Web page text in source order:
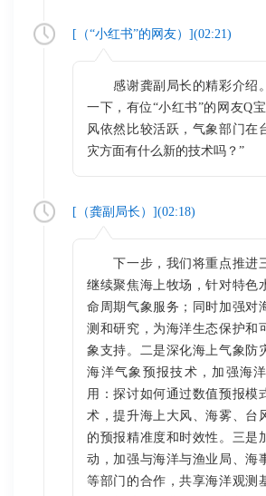
[（“小红书”的网友）](02:21)
感谢龚副局长的精彩介绍
一下，有位“小红书”的网友Q
风依然比较活跃，气象部门在
灾方面有什么新的技术吗？”
[（龚副局长 ）](02:18)
下一步，我们将重点推进
继续聚焦海上牧场，针对特色
命周期气象服务；同时加强对
测和研究，为海洋生态保护和
象支持。二是深化海上气象防
海洋气象预报技术，加强海
用：探讨如何通过数值预报模
术，提升海上大风、海雾、台
的预报精准度和时效性。三是
动，加强与海洋与渔业局、海
等部门的合作，共享海洋观测